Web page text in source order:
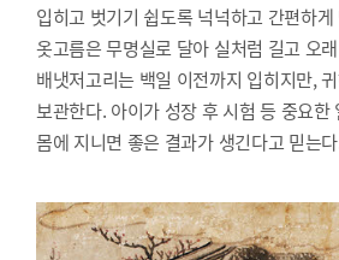
입히고 벗기기 쉽도록 넉넉하고 간편하
옷고름은 무명실로 달아 실처럼 길고 오
배냇저고리는 백일 이전까지 입히지만,
보관한다. 아이가 성장 후 시험 등 중요한
몸에 지니면 좋은 결과가 생긴다고 믿는